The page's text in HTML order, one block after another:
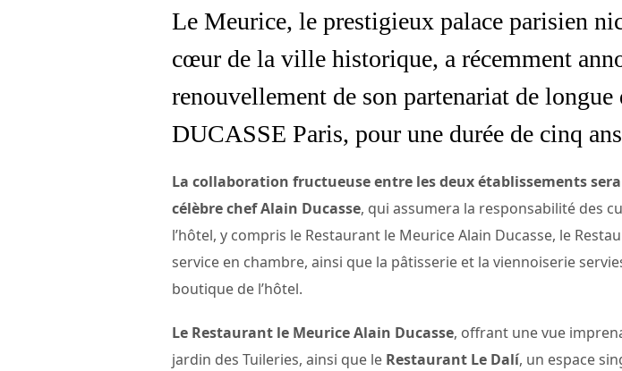
Le Meurice, le prestigieux palace parisien
cœur de la ville historique, a récemment
renouvellement de son partenariat de longue
DUCASSE Paris, pour une durée de cinq
La collaboration fructueuse entre les deux établissements
célèbre chef Alain Ducasse, qui assumera la responsabilité des
l’hôtel, y compris le Restaurant le Meurice Alain Ducasse, le
service en chambre, ainsi que la pâtisserie et la viennoiserie
boutique de l’hôtel.
Le Restaurant le Meurice Alain Ducasse, offrant une vue
jardin des Tuileries, ainsi que le Restaurant Le Dalí, un espace